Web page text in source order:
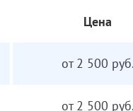
Цена
от 2 500 руб.
от 2 500 руб.